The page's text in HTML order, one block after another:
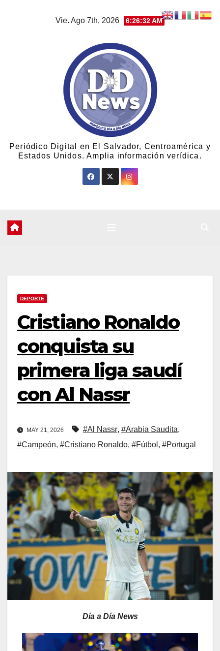
Vie. Ago 7th, 2026 6:26:33 AM
Periódico Digital en El Salvador, Centroamérica y
Estados Unidos. Amplia información verídica.
DEPORTE
Cristiano Ronaldo
conquista su
primera liga saudí
con Al Nassr
MAY 21, 2026 #Al Nassr, #Arabia Saudita,
#Campeón, #Cristiano Ronaldo, #Fútbol , #Portugal
Día a Día News